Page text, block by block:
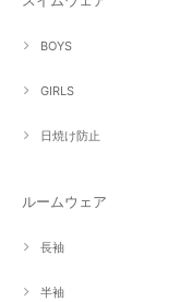
BOYS
GIRLS
日焼け防止
ルームウェア
長袖
半袖